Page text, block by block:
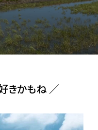
きかもね ／